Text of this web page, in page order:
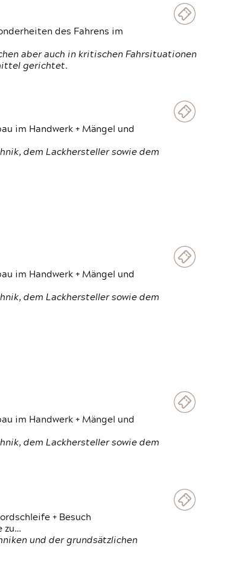
des Fahrens im
aber auch in kritischen Fahrsituationen
gerichtet.
im Handwerk + Mängel und
dem Lackhersteller sowie dem
im Handwerk + Mängel und
dem Lackhersteller sowie dem
im Handwerk + Mängel und
dem Lackhersteller sowie dem
+ Besuch
zu…
und der grundsätzlichen